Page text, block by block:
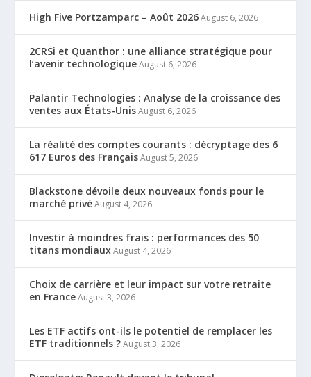
High Five Portzamparc – Août 2026 August 6, 2026
2CRSi et Quanthor : une alliance stratégique pour
l’avenir technologique August 6, 2026
Palantir Technologies : Analyse de la croissance des
ventes aux États-Unis August 6, 2026
La réalité des comptes courants : décryptage des 6
617 Euros des Français August 5, 2026
Blackstone dévoile deux nouveaux fonds pour le
marché privé August 4, 2026
Investir à moindres frais : performances des 50
titans mondiaux August 4, 2026
Choix de carrière et leur impact sur votre retraite
en France August 3, 2026
Les ETF actifs ont-ils le potentiel de remplacer les
ETF traditionnels ? August 3, 2026